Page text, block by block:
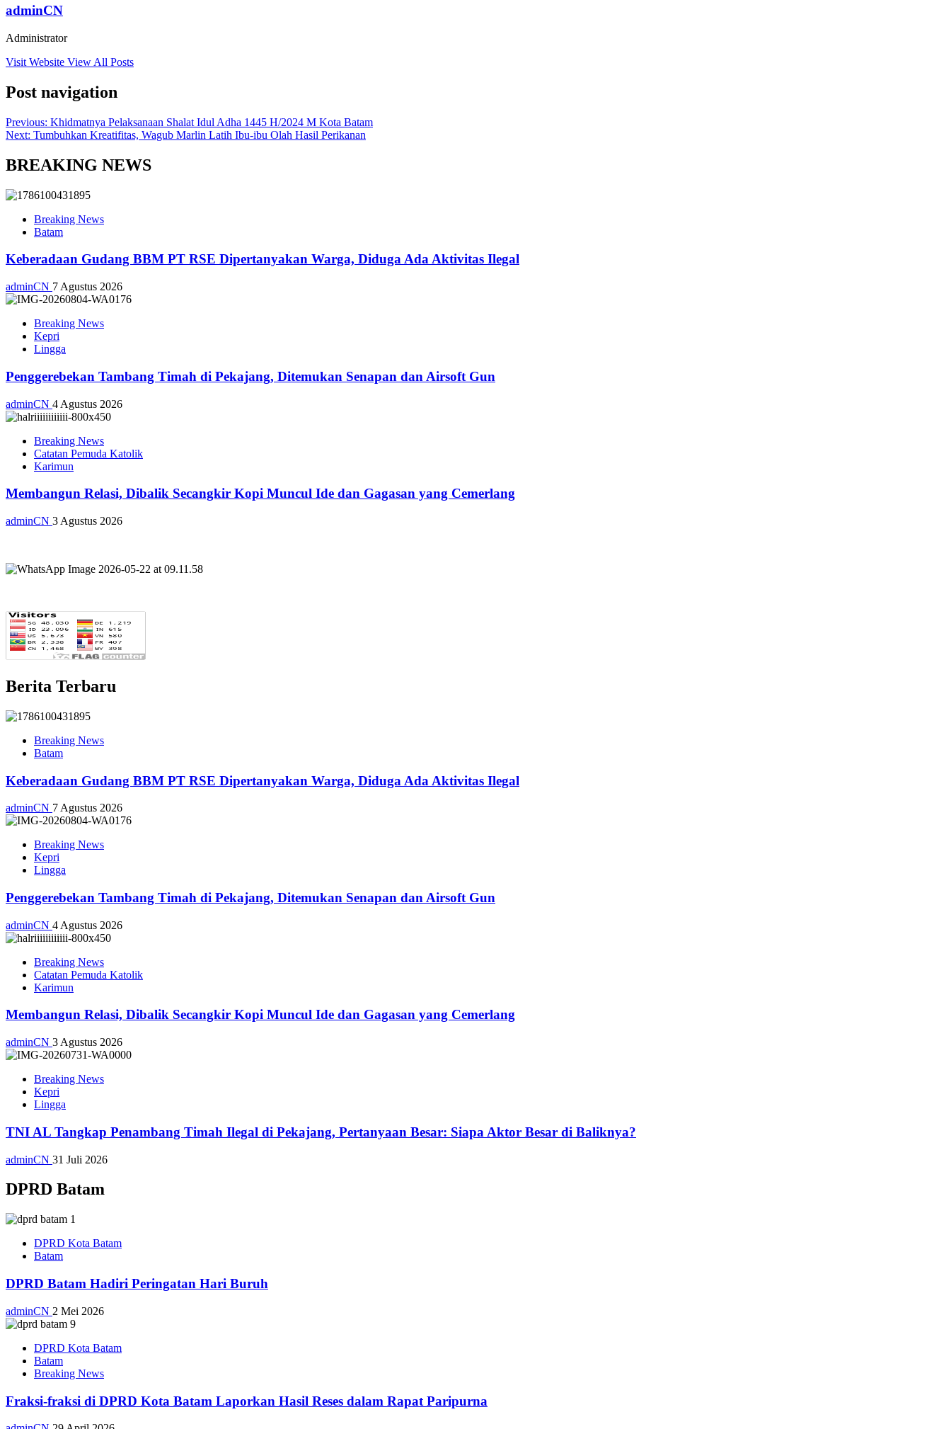
adminCN
Administrator
Visit Website View All Posts
Post navigation
Previous: Khidmatnya Pelaksanaan Shalat Idul Adha 1445 H/2024 M Kota Batam
Next: Tumbuhkan Kreatifitas, Wagub Marlin Latih Ibu-ibu Olah Hasil Perikanan
BREAKING NEWS
Breaking News
Batam
Keberadaan Gudang BBM PT RSE Dipertanyakan Warga, Diduga Ada Aktivitas Ilegal
adminCN 7 Agustus 2026
Breaking News
Kepri
Lingga
Penggerebekan Tambang Timah di Pekajang, Ditemukan Senapan dan Airsoft Gun
adminCN 4 Agustus 2026
Breaking News
Catatan Pemuda Katolik
Karimun
Membangun Relasi, Dibalik Secangkir Kopi Muncul Ide dan Gagasan yang Cemerlang
adminCN 3 Agustus 2026
Berita Terbaru
Breaking News
Batam
Keberadaan Gudang BBM PT RSE Dipertanyakan Warga, Diduga Ada Aktivitas Ilegal
adminCN 7 Agustus 2026
Breaking News
Kepri
Lingga
Penggerebekan Tambang Timah di Pekajang, Ditemukan Senapan dan Airsoft Gun
adminCN 4 Agustus 2026
Breaking News
Catatan Pemuda Katolik
Karimun
Membangun Relasi, Dibalik Secangkir Kopi Muncul Ide dan Gagasan yang Cemerlang
adminCN 3 Agustus 2026
Breaking News
Kepri
Lingga
TNI AL Tangkap Penambang Timah Ilegal di Pekajang, Pertanyaan Besar: Siapa Aktor Besar di Baliknya?
adminCN 31 Juli 2026
DPRD Batam
DPRD Kota Batam
Batam
DPRD Batam Hadiri Peringatan Hari Buruh
adminCN 2 Mei 2026
DPRD Kota Batam
Batam
Breaking News
Fraksi-fraksi di DPRD Kota Batam Laporkan Hasil Reses dalam Rapat Paripurna